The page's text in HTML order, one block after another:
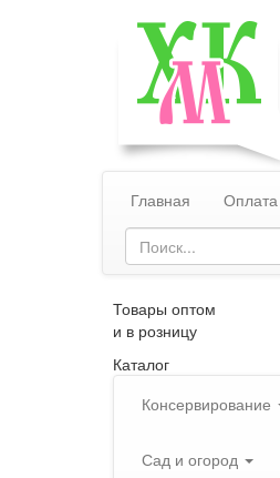
Главная Оплата
Товары оптом
и в розницу
Каталог
Консервирование
Сад и огород